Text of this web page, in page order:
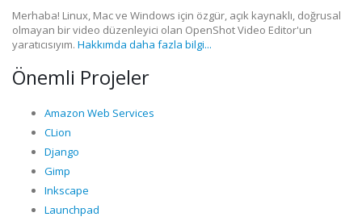
Merhaba! Linux, Mac ve Windows için özgür, açık kaynaklı, doğrusal
olmayan bir video düzenleyici olan OpenShot Video Editor'un
yaratıcısıyım. Hakkımda daha fazla bilgi...
Önemli Projeler
Amazon Web Services
CLion
Django
Gimp
Inkscape
Launchpad